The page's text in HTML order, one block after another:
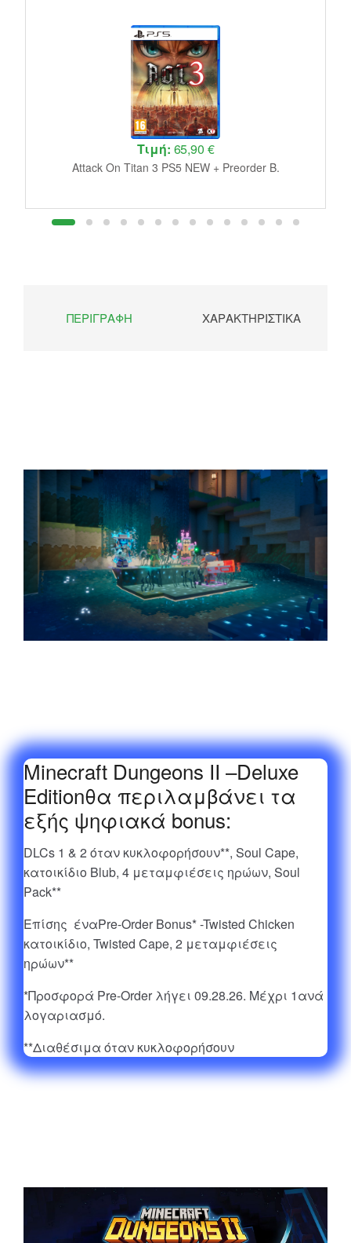
Τιμή: 65,90 €
Attack On Titan 3 PS5 NEW + Preorder B.
ΠΕΡΙΓΡΑΦΉ ΧΑΡΑΚΤΗΡΙΣΤΙΚΆ
Minecraft Dungeons II –Deluxe
Editionθα περιλαμβάνει τα
εξής ψηφιακά bonus:
DLCs 1 & 2 όταν κυκλοφορήσουν**, Soul Cape,
κατοικίδιο Blub, 4 μεταμφιέσεις ηρώων, Soul
Pack**
Επίσης έναPre-Order Bonus* -Twisted Chicken
κατοικίδιο, Twisted Cape, 2 μεταμφιέσεις
ηρώων**
*Προσφορά Pre-Order λήγει 09.28.26. Μέχρι 1ανά
λογαριασμό.
**Διαθέσιμα όταν κυκλοφορήσουν